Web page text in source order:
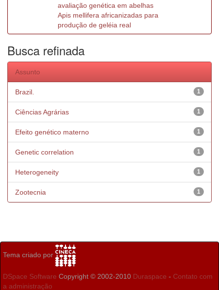
avaliação genética em abelhas
Apis mellifera africanizadas para
produção de geléia real
Busca refinada
Assunto
1
Brazil.
1
Ciências Agrárias
1
Efeito genético materno
1
Genetic correlation
1
Heterogeneity
1
Zootecnia
Tema criado por
DSpace Software Copyright © 2002-2010 Duraspace - Contato com
a administração